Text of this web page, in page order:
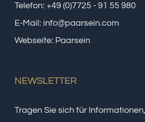
Telefon: +49 (0)7725 - 91 55 980
E-Mail: info@paarsein.com
Webseite: Paarsein
NEWSLETTER
Tragen Sie sich für